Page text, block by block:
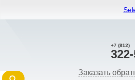
+7 (812)
Заказать